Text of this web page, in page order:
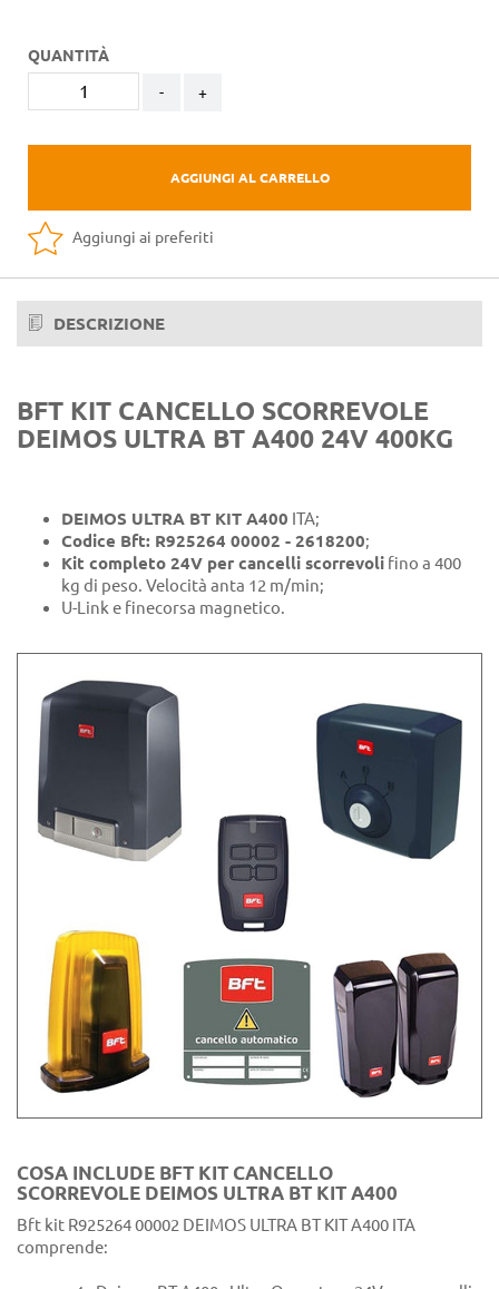
QUANTITÀ
- +
AGGIUNGI AL CARRELLO
Aggiungi ai preferiti
DESCRIZIONE
BFT KIT CANCELLO SCORREVOLE
DEIMOS ULTRA BT A400 24V 400KG
DEIMOS ULTRA BT KIT A400 ITA;
Codice Bft: R925264 00002 - 2618200;
Kit completo 24V per cancelli scorrevoli fino a 400
kg di peso. Velocità anta 12 m/min;
U-Link e finecorsa magnetico.
COSA INCLUDE BFT KIT CANCELLO
SCORREVOLE DEIMOS ULTRA BT KIT A400
Bft kit R925264 00002 DEIMOS ULTRA BT KIT A400 ITA
comprende: